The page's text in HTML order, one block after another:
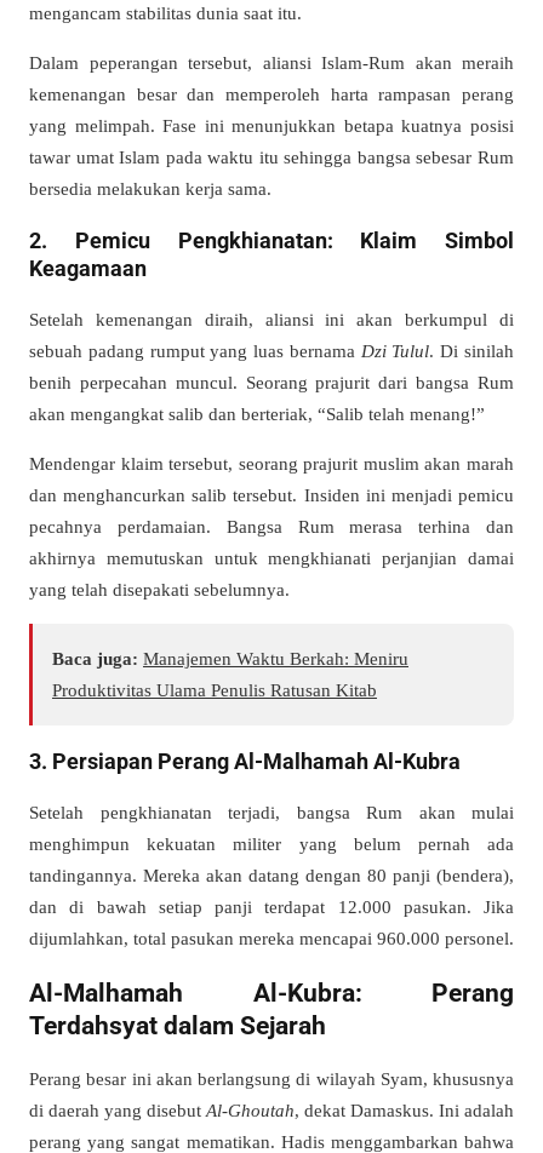
mengancam stabilitas dunia saat itu.
Dalam peperangan tersebut, aliansi Islam-Rum akan meraih
kemenangan besar dan memperoleh harta rampasan perang
yang melimpah. Fase ini menunjukkan betapa kuatnya posisi
tawar umat Islam pada waktu itu sehingga bangsa sebesar Rum
bersedia melakukan kerja sama.
2. Pemicu Pengkhianatan: Klaim Simbol
Keagamaan
Setelah kemenangan diraih, aliansi ini akan berkumpul di
sebuah padang rumput yang luas bernama Dzi Tulul. Di sinilah
benih perpecahan muncul. Seorang prajurit dari bangsa Rum
akan mengangkat salib dan berteriak, “Salib telah menang!”
Mendengar klaim tersebut, seorang prajurit muslim akan marah
dan menghancurkan salib tersebut. Insiden ini menjadi pemicu
pecahnya perdamaian. Bangsa Rum merasa terhina dan
akhirnya memutuskan untuk mengkhianati perjanjian damai
yang telah disepakati sebelumnya.
Baca juga: Manajemen Waktu Berkah: Meniru
Produktivitas Ulama Penulis Ratusan Kitab
3. Persiapan Perang Al-Malhamah Al-Kubra
Setelah pengkhianatan terjadi, bangsa Rum akan mulai
menghimpun kekuatan militer yang belum pernah ada
tandingannya. Mereka akan datang dengan 80 panji (bendera),
dan di bawah setiap panji terdapat 12.000 pasukan. Jika
dijumlahkan, total pasukan mereka mencapai 960.000 personel.
Al-Malhamah Al-Kubra: Perang
Terdahsyat dalam Sejarah
Perang besar ini akan berlangsung di wilayah Syam, khususnya
di daerah yang disebut Al-Ghoutah, dekat Damaskus. Ini adalah
perang yang sangat mematikan. Hadis menggambarkan bahwa